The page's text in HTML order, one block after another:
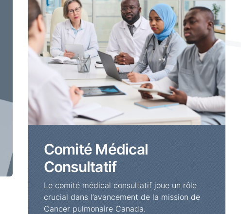
Comité Médical
Consultatif
Le comité médical consultatif joue un rôle
crucial dans l’avancement de la mission de
Cancer pulmonaire Canada.